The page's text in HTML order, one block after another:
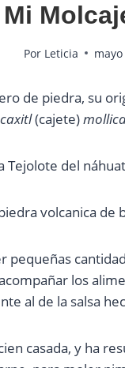
Mi
Por Leticia
de piedra, su
caxitl(cajete)
Tejolote del
volcanica de
pequeñas
los
al de la salsa
casada, y ha